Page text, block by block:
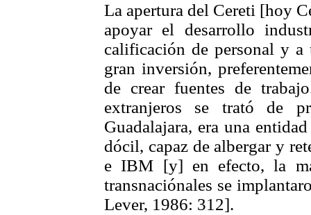
La apertura del Cereti [hoy
apoyar el desarrollo
calificación de personal y
gran inversión,
de crear fuentes de
extranjeros se trató de
Guadalajara, era una
dócil, capaz de albergar y
e IBM [y] en efecto, la
transnaciónales se
Lever, 1986: 312].